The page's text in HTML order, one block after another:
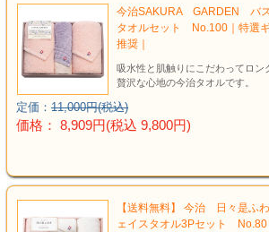
今治SAKURA GARDEN バ
タオルセット No.100｜特選
推奨｜
吸水性と肌触りにこだわってロン
贅沢な心地の今治タオルです。
定価： 11,000円(税込)
価格： 8,909円(税込 9,800円)
【送料無料】 今治 日々是ふ
ェイスタオル3Pセット